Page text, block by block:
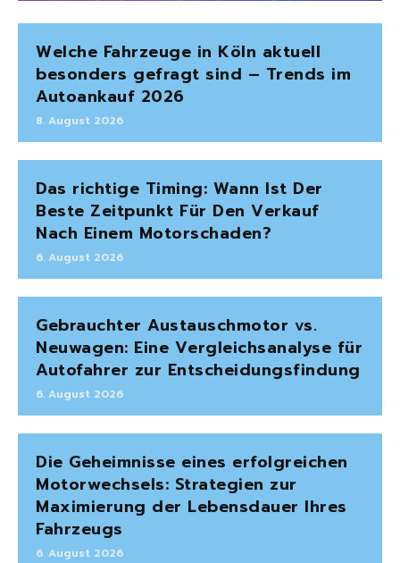
Welche Fahrzeuge in Köln aktuell
besonders gefragt sind – Trends im
Autoankauf 2026
8. August 2026
Das richtige Timing: Wann Ist Der
Beste Zeitpunkt Für Den Verkauf
Nach Einem Motorschaden?
6. August 2026
Gebrauchter Austauschmotor vs.
Neuwagen: Eine Vergleichsanalyse für
Autofahrer zur Entscheidungsfindung
6. August 2026
Die Geheimnisse eines erfolgreichen
Motorwechsels: Strategien zur
Maximierung der Lebensdauer Ihres
Fahrzeugs
6. August 2026